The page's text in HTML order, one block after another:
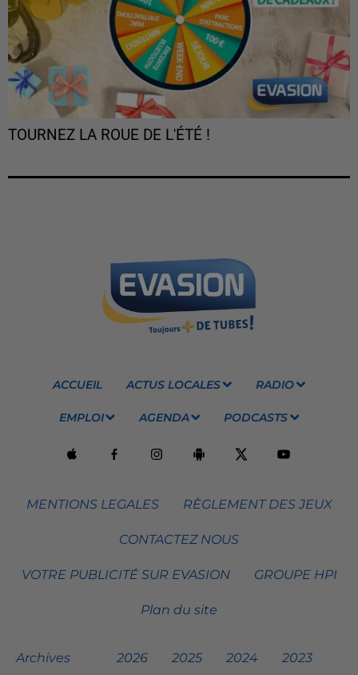
TOURNEZ LA ROUE DE L'ÉTÉ !
ACCUEIL ACTUS LOCALES RADIO
EMPLOI AGENDA PODCASTS
MENTIONS LEGALES RÈGLEMENT DES JEUX
CONTACTEZ NOUS
VOTRE PUBLICITÉ SUR EVASION GROUPE HPI
Plan du site
Archives 2026 2025 2024 2023